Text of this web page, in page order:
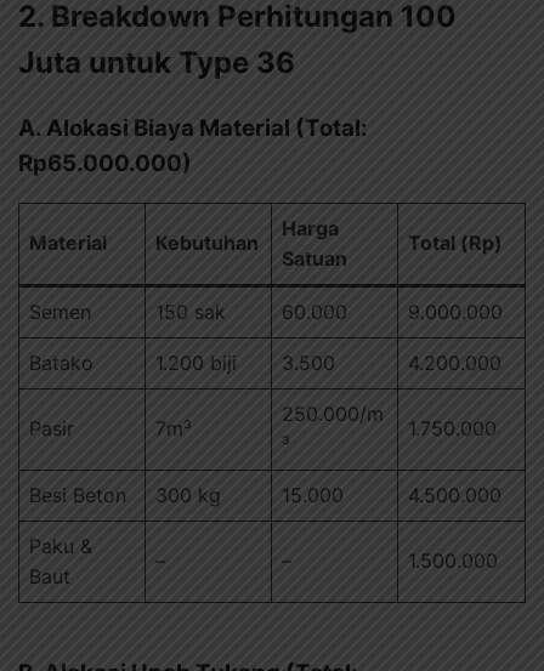
2. Breakdown Perhitungan 100
Juta untuk Type 36
A. Alokasi Biaya Material (Total:
Rp65.000.000)
Material Kebutuhan
Harga
Satuan
Total (Rp)
Semen 150 sak 60.000 9.000.000
Batako 1.200 biji 3.500 4.200.000
Pasir 7m³
250.000/m
³
1.750.000
Besi Beton 300 kg 15.000 4.500.000
Paku &
Baut
– – 1.500.000